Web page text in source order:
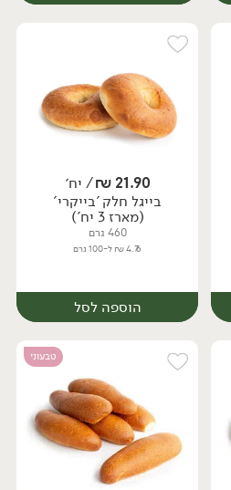
יח׳
21.90
₪/ יח׳
בייגל חלק 'בייקרי'
(מארז 3 יח')
460 גרם
4.76 ₪ ל-100 גרם
הוספה לסל
טבעוני